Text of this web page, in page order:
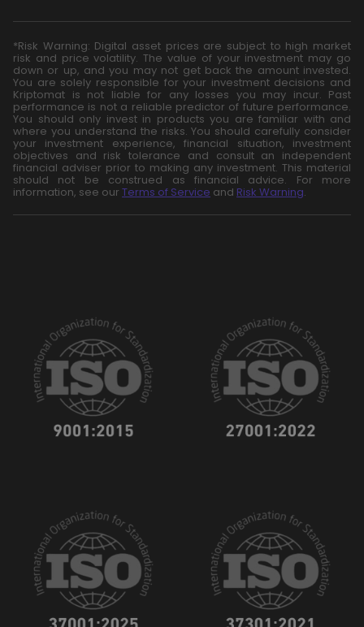
*Risk Warning: Digital asset prices are subject to high market
risk and price volatility. The value of your investment may go
down or up, and you may not get back the amount invested.
You are solely responsible for your investment decisions and
Kriptomat is not liable for any losses you may incur. Past
performance is not a reliable predictor of future performance.
You should only invest in products you are familiar with and
where you understand the risks. You should carefully consider
your investment experience, financial situation, investment
objectives and risk tolerance and consult an independent
financial adviser prior to making any investment. This material
should not be construed as financial advice. For more
information, see our Terms of Service and Risk Warning.